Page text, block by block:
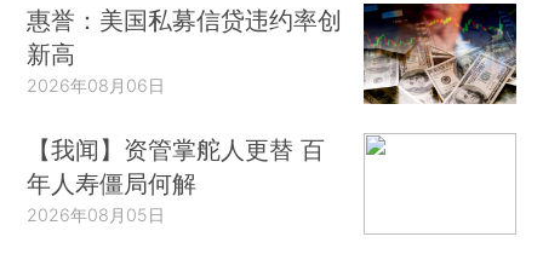
惠誉：美国私募信贷违约率创
新高
2026年08月06日
【我闻】资管掌舵人更替 百
年人寿僵局何解
2026年08月05日